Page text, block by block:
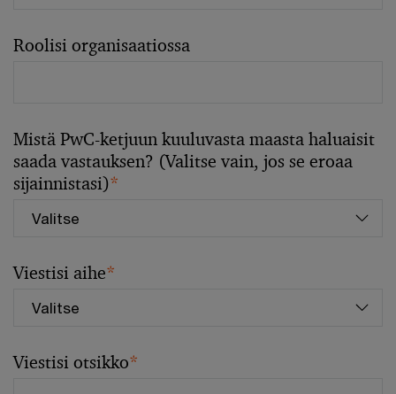
Roolisi organisaatiossa
Mistä PwC-ketjuun kuuluvasta maasta haluaisit
saada vastauksen? (Valitse vain, jos se eroaa
sijainnistasi)*
Viestisi aihe*
Viestisi otsikko*